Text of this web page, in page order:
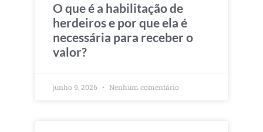
O que é a habilitação de
herdeiros e por que ela é
necessária para receber o
valor?
junho 9, 2026 Nenhum comentário